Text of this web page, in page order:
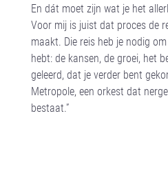
En dát moet zijn wat je het
Voor mij is juist dat proces de
maakt. Die reis heb je nodig
hebt: de kansen, de groei, het
geleerd, dat je verder bent
Metropole, een orkest dat
bestaat.”